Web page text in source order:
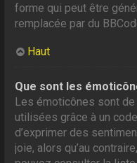
forme qui peut être
remplacée par du
Haut
Que sont les
Les émoticônes sont
utilisées grâce à un
d’exprimer des
joie, alors qu’au